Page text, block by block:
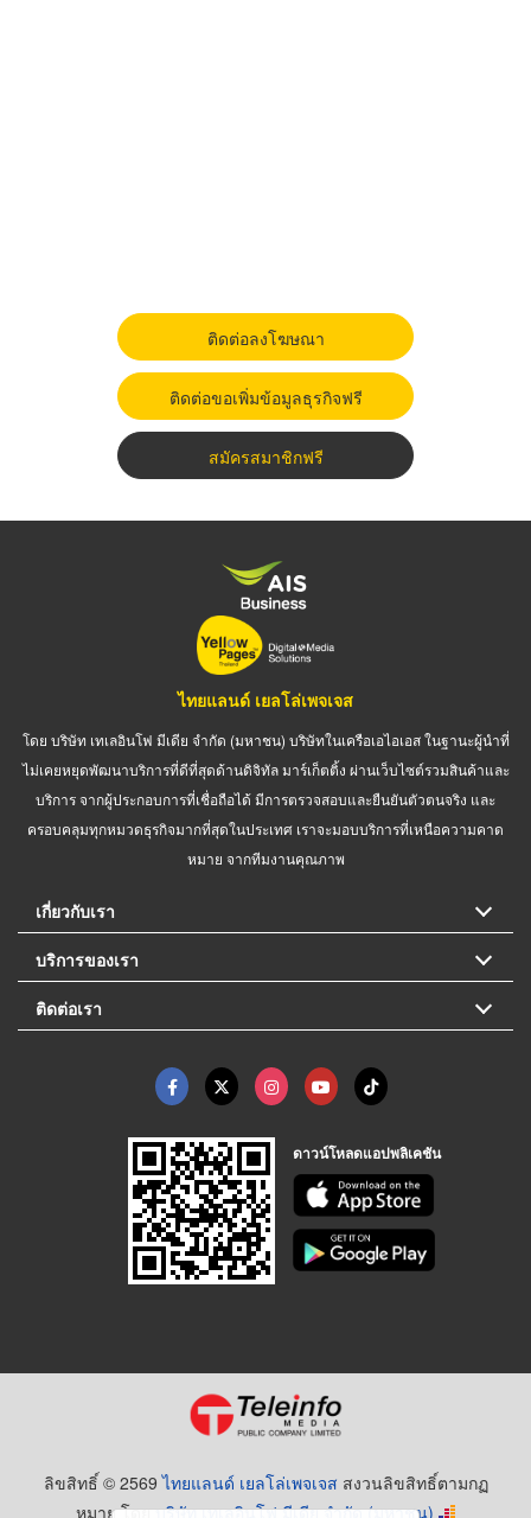
ติดต่อลงโฆษณา
ติดต่อขอเพิ่มข้อมูลธุรกิจฟรี
สมัครสมาชิกฟรี
ไทยแลนด์ เยลโล่เพจเจส
โดย บริษัท เทเลอินโฟ มีเดีย จำกัด (มหาชน) บริษัทในเครือเอไอเอส ในฐานะผู้นำที่
ไม่เคยหยุดพัฒนาบริการที่ดีที่สุดด้านดิจิทัล มาร์เก็ตติ้ง ผ่านเว็บไซต์รวมสินค้าและ
บริการ จากผู้ประกอบการที่เชื่อถือได้ มีการตรวจสอบและยืนยันตัวตนจริง และ
ครอบคลุมทุกหมวดธุรกิจมากที่สุดในประเทศ เราจะมอบบริการที่เหนือความคาด
หมาย จากทีมงานคุณภาพ
เกี่ยวกับเรา
บริการของเรา
ติดต่อเรา
ดาวน์โหลดแอปพลิเคชัน
ลิขสิทธิ์ © 2569ไทยแลนด์ เยลโล่เพจเจส สงวนลิขสิทธิ์ตามกฏ
หมาย โดยบริษัท เทเลอินโฟ มีเดีย จำกัด (มหาชน)